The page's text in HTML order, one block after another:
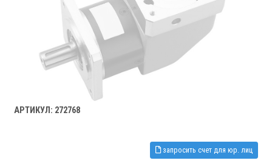
АРТИКУЛ: 272768
запросить счет для юр. лиц